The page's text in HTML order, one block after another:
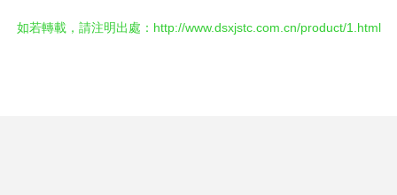
如若轉載，請注明出處：http://www.dsxjstc.com.cn/product/1.html